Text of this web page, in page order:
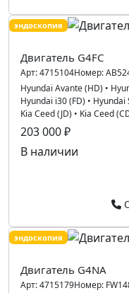
эндоскопия
Двигатель G4FC
Арт:4715104Номер:
Hyundai Avante (HD) •
Hyundai i30 (FD) • Hyundai
Kia Ceed (JD) • Kia Ceed
203 000 ₽
В наличии
эндоскопия
Двигатель G4NA
Арт:4715179Номер: